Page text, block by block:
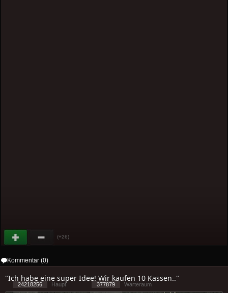
(+26)
Kommentar (0)
"Ich habe eine super Idee! Wir kaufen 10 Kassen.."
24218256 Haupt 377879
Warteraum